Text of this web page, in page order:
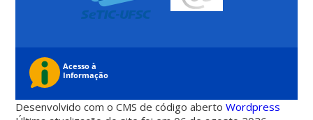
Desenvolvido com o CMS de código abertoWordpress